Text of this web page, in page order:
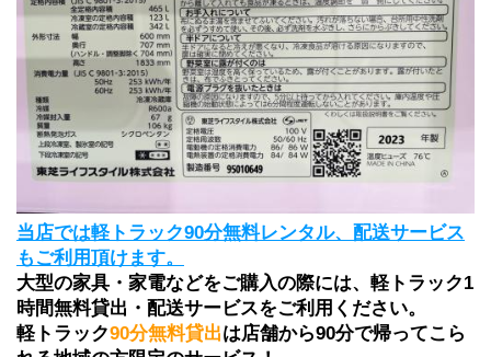
当店では軽トラック90分無料レンタル、配送サービス
もご利用頂けます。
大型の家具・家電などをご購入の際には、軽トラック1
時間無料貸出・配送サービスをご利用ください。
軽トラック90分無料貸出は店舗から90分で帰ってこら